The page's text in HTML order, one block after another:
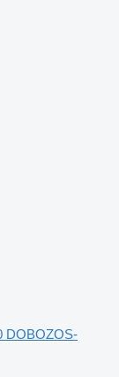
DOBOZOS-